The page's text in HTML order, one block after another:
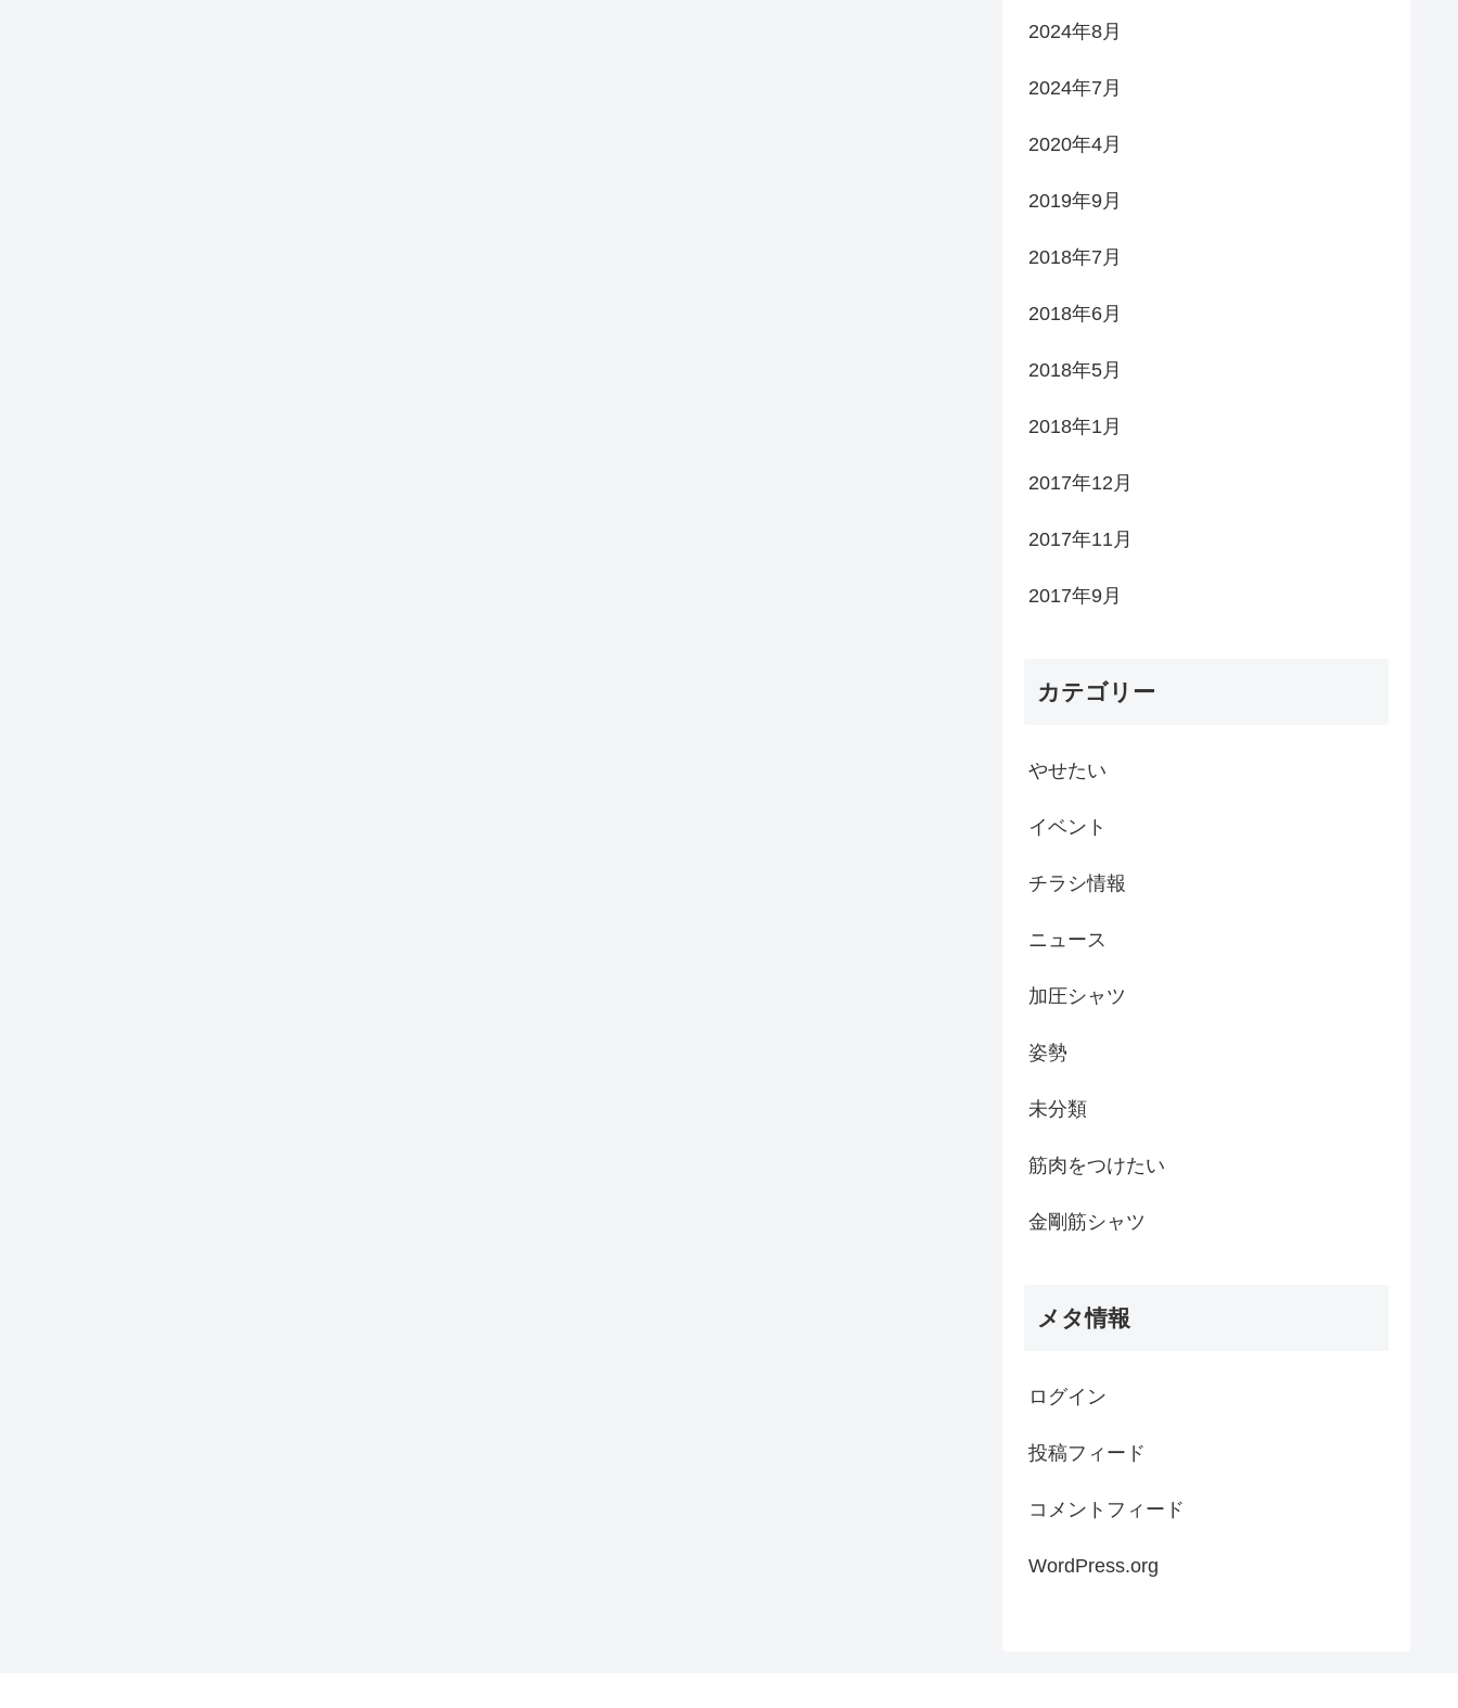
2024年8月
2024年7月
2020年4月
2019年9月
2018年7月
2018年6月
2018年5月
2018年1月
2017年12月
2017年11月
2017年9月
カテゴリー
やせたい
イベント
チラシ情報
ニュース
加圧シャツ
姿勢
未分類
筋肉をつけたい
金剛筋シャツ
メタ情報
ログイン
投稿フィード
コメントフィード
WordPress.org